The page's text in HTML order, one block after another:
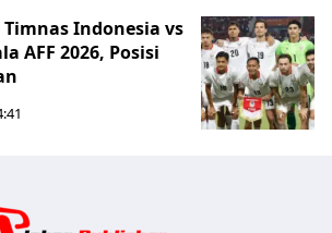
Indonesia vs
AFF 2026, Posisi